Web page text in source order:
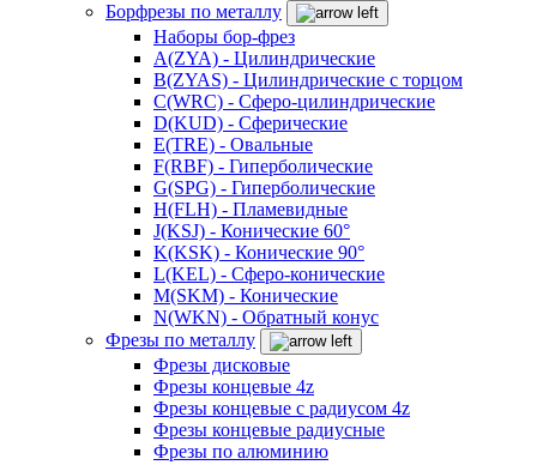
Борфрезы по металлу
Наборы бор-фрез
A(ZYA) - Цилиндрические
B(ZYAS) - Цилиндрические с торцом
C(WRC) - Сферо-цилиндрические
D(KUD) - Сферические
E(TRE) - Овальные
F(RBF) - Гиперболические
G(SPG) - Гиперболические
H(FLH) - Пламевидные
J(KSJ) - Конические 60°
K(KSK) - Конические 90°
L(KEL) - Сферо-конические
M(SKM) - Конические
N(WKN) - Обратный конус
Фрезы по металлу
Фрезы дисковые
Фрезы концевые 4z
Фрезы концевые с радиусом 4z
Фрезы концевые радиусные
Фрезы по алюминию